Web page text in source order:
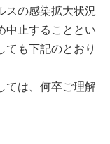
スの感染拡大状況
中止することとい
ても下記のとおり
ては、何卒ご理解